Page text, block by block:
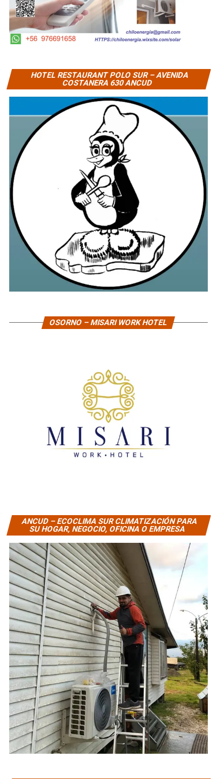
HOTEL RESTAURANT POLO SUR – AVENIDA
COSTANERA 630 ANCUD
OSORNO – MISARI WORK HOTEL
ANCUD – ECOCLIMA SUR CLIMATIZACIÓN PARA
SU HOGAR, NEGOCIO, OFICINA O EMPRESA